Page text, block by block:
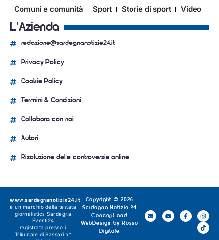
Comuni e comunità
Sport Storie di sport Video
L'Azienda
redazione@sardegnanotizie24.it
Privacy Policy
Cookie Policy
Termini & Condizioni
Collabora con noi
Autori
Risoluzione delle controversie online
Copyright © 2026
Sardegna Notizie 24
Concept and
WebDesign by Rosso
Digitale
www.sardegnanotizie24.it
è un marchio della testata
giornalistica Sardegna
Eventi24
registrata presso il
Tribunale di Sassari n°